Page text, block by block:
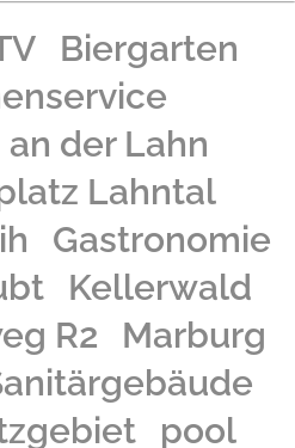
Biergarten
der Lahn
Lahntal
Gastronomie
Kellerwald
R2
Marburg
pool